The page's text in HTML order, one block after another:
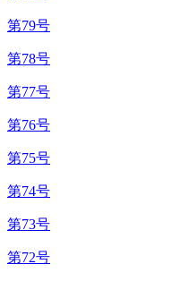
第79号
第78号
第77号
第76号
第75号
第74号
第73号
第72号